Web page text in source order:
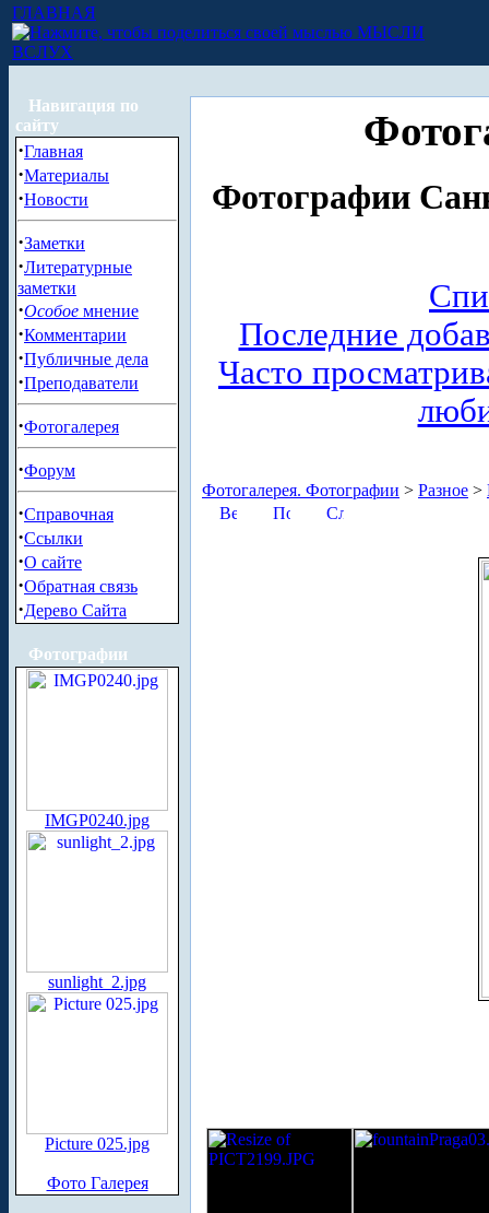
ГЛАВНАЯ
МЫСЛИ
ВСЛУХ
Навигация по
сайту
·Главная
·Материалы
·Новости
·Заметки
·Литературные
заметки
·Особое мнение
·Комментарии
·Публичные дела
·Преподаватели
·Фотогалерея
·Форум
·Справочная
·Ссылки
·О сайте
·Обратная связь
·Дерево Сайта
Фотографии
IMGP0240.jpg
sunlight_2.jpg
Picture 025.jpg
Фото Галерея
Фотографии
Последние
Часто
Фотогалерея. Фотографии > Разное >